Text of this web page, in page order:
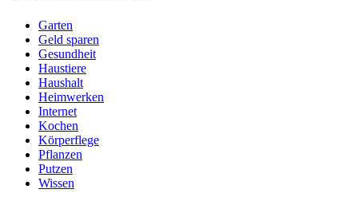
Garten
Geld sparen
Gesundheit
Haustiere
Haushalt
Heimwerken
Internet
Kochen
Körperflege
Pflanzen
Putzen
Wissen